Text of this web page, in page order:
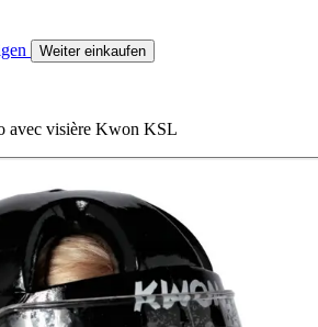
Weiter einkaufen
avec visière Kwon KSL